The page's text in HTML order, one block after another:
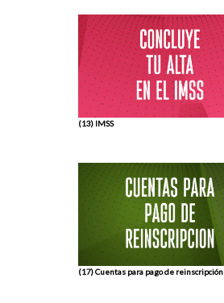
(13) IMSS
(17) Cuentas para pago de reinscripción